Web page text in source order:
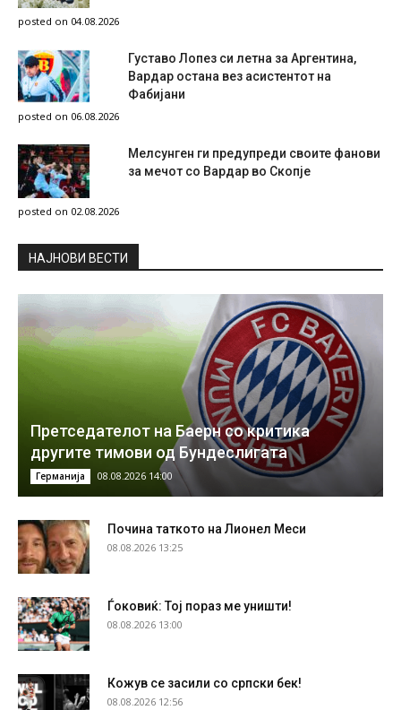
posted on 04.08.2026
Густаво Лопез си летна за Аргентина,
Вардар остана вез асистентот на
Фабијани
posted on 06.08.2026
Мелсунген ги предупреди своите фанови
за мечот со Вардар во Скопје
posted on 02.08.2026
НAЈНОВИ ВЕСТИ
Претседателот на Баерн со критика
другите тимови од Бундеслигата
Германија 08.08.2026 14:00
Почина таткото на Лионел Меси
08.08.2026 13:25
Ѓоковиќ: Тој пораз ме уништи!
08.08.2026 13:00
Кожув се засили со српски бек!
08.08.2026 12:56